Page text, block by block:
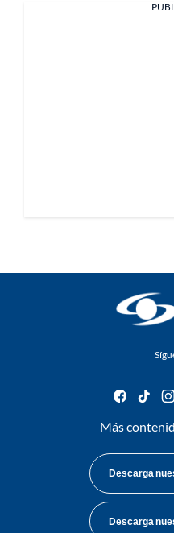
Más
Descarga
Descarga